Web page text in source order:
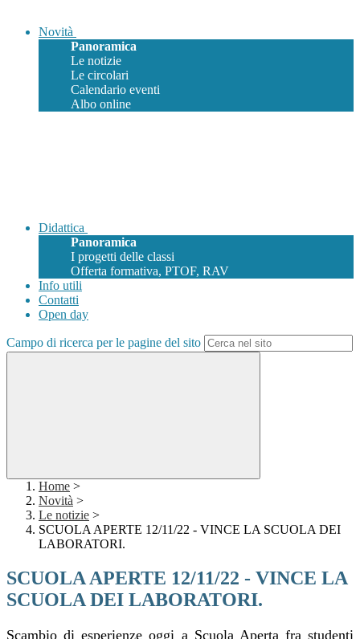
Novità
Panoramica
Le notizie
Le circolari
Calendario eventi
Albo online
Didattica
Panoramica
I progetti delle classi
Offerta formativa, PTOF, RAV
Info utili
Contatti
Open day
Campo di ricerca per le pagine del sito
Home >
Novità >
Le notizie >
SCUOLA APERTE 12/11/22 - VINCE LA SCUOLA DEI
LABORATORI.
SCUOLA APERTE 12/11/22 - VINCE LA
SCUOLA DEI LABORATORI.
Scambio di esperienze oggi a Scuola Aperta fra studenti